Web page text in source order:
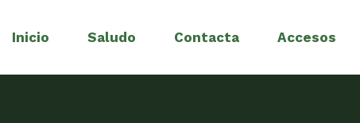
Inicio Saludo Contacta Accesos